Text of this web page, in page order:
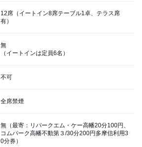
12席（イートイン8席テーブル1卓、テラス席
有）
無
（イートインは定員6名）
不可
全席禁煙
無（最寄：リパークエム・ケー高幡20分100円、
コムパーク高幡不動第３/30分200円多摩信利用3
0分券）